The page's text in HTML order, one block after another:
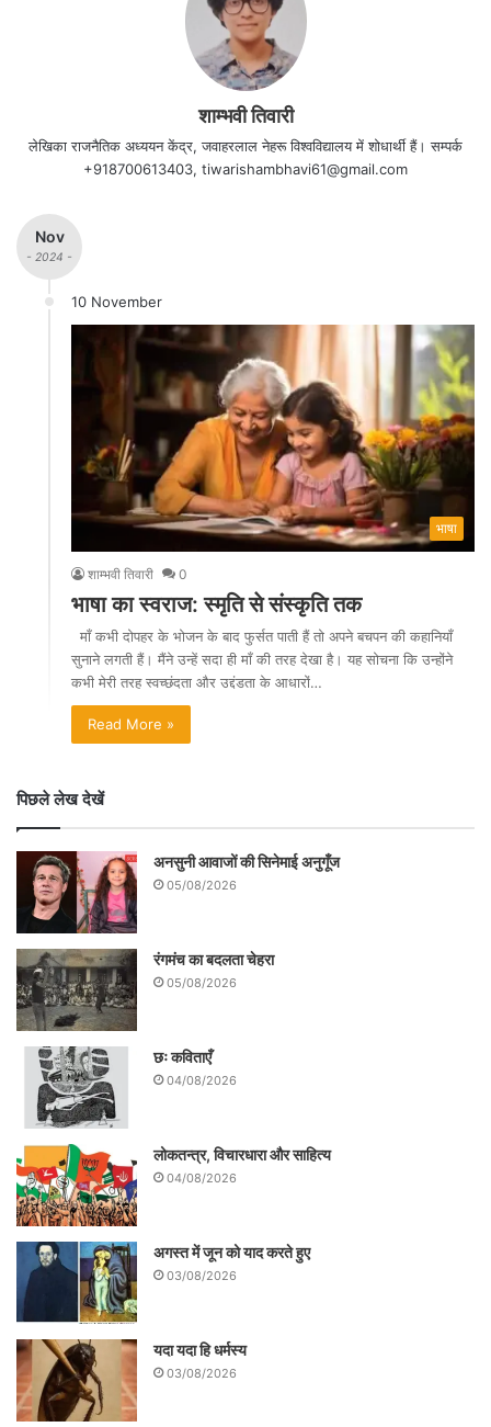
शाम्भवी तिवारी
लेखिका राजनैतिक अध्ययन केंद्र, जवाहरलाल नेहरू विश्वविद्यालय में शोधार्थी हैं। सम्पर्क
+918700613403, tiwarishambhavi61@gmail.com
Nov
- 2024 -
10 November
भाषा
शाम्भवी तिवारी 0
भाषा का स्वराज: स्मृति से संस्कृति तक
माँ कभी दोपहर के भोजन के बाद फुर्सत पाती हैं तो अपने बचपन की कहानियाँ
सुनाने लगती हैं। मैंने उन्हें सदा ही माँ की तरह देखा है। यह सोचना कि उन्होंने
कभी मेरी तरह स्वच्छंदता और उद्दंडता के आधारों…
Read More »
पिछले लेख देखें
अनसुनी आवाजों की सिनेमाई अनुगूँज
05/08/2026
रंगमंच का बदलता चेहरा
05/08/2026
छः कविताएँ
04/08/2026
लोकतन्त्र, विचारधारा और साहित्य
04/08/2026
अगस्त में जून को याद करते हुए
03/08/2026
यदा यदा हि धर्मस्य
03/08/2026